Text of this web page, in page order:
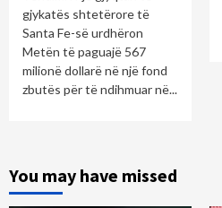
gjykatës shtetërore të
Santa Fe-së urdhëron
Metën të paguajë 567
milionë dollarë në një fond
zbutës për të ndihmuar në...
You may have missed